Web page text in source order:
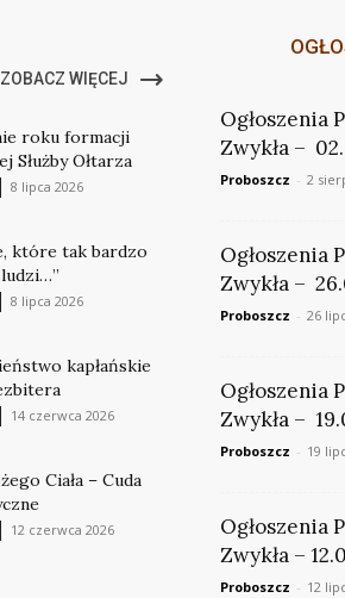
ZOBACZ WIĘCEJ
roku formacji
Służby Ołtarza
8 lipca 2026
które tak bardzo
ludzi…”
8 lipca 2026
kapłańskie
14 czerwca 2026
Ciała – Cuda
12 czerwca 2026
Ogłoszenia
Zwykła –
Proboszcz - 2
Ogłoszenia
Zwykła –
Proboszcz - 26
Ogłoszenia
Zwykła –
Proboszcz - 19
Ogłoszenia
Zwykła –
Proboszcz - 12